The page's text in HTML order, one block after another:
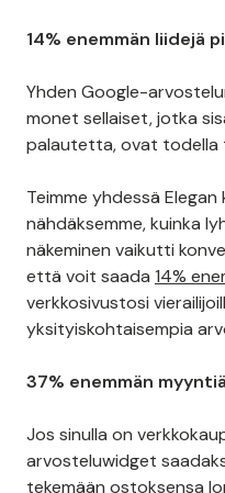
14% enemmän liidejä
Yhden Google-
monet sellaiset, jotka
palautetta, ovat todella
Teimme yhdessä
nähdäksemme, kuinka
näkeminen vaikutti
että voit saada 14%
verkkosivustosi
yksityiskohtaisempia
37% enemmän
Jos sinulla on
arvosteluwidget
tekemään ostoksensa